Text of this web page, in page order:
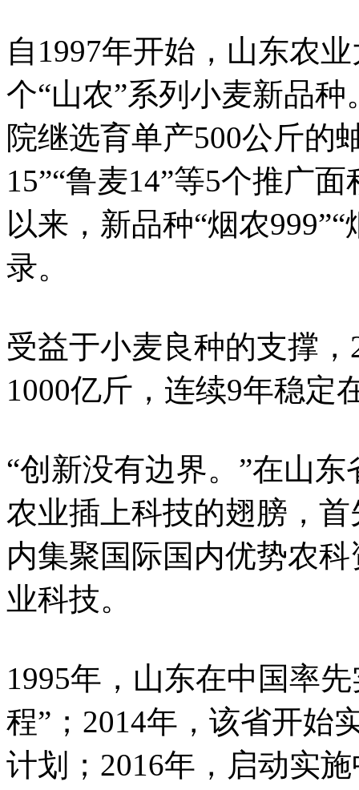
自1997年开始，山东农
个“山农”系列小麦新品
院继选育单产500公斤的
15”“鲁麦14”等5个推广
以来，新品种“烟农
录。
受益于小麦良种的支撑
1000亿斤，连续9年稳定
“创新没有边界。”在山
农业插上科技的翅膀，
内集聚国际国内优势农
业科技。
1995年，山东在中国率
程”；2014年，该省开始
计划；2016年，启动实